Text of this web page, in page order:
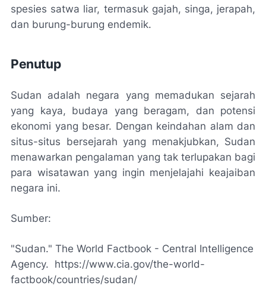
spesies satwa liar, termasuk gajah, singa, jerapah,
dan burung-burung endemik.
Penutup
Sudan adalah negara yang memadukan sejarah
yang kaya, budaya yang beragam, dan potensi
ekonomi yang besar. Dengan keindahan alam dan
situs-situs bersejarah yang menakjubkan, Sudan
menawarkan pengalaman yang tak terlupakan bagi
para wisatawan yang ingin menjelajahi keajaiban
negara ini.
Sumber:
"Sudan." The World Factbook - Central Intelligence
Agency. https://www.cia.gov/the-world-
factbook/countries/sudan/